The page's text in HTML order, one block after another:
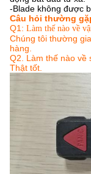
-Blade không được
Câu hỏi thường
Q1: Làm thế nào về
Chúng tôi thường
hàng.
Q2.
Làm thế nào về
Thật tốt.